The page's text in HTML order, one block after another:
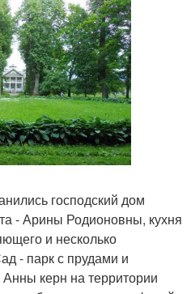
господский дом
- Арины Родионовны, кухня
и несколько
- парк с прудами и
керн на территории